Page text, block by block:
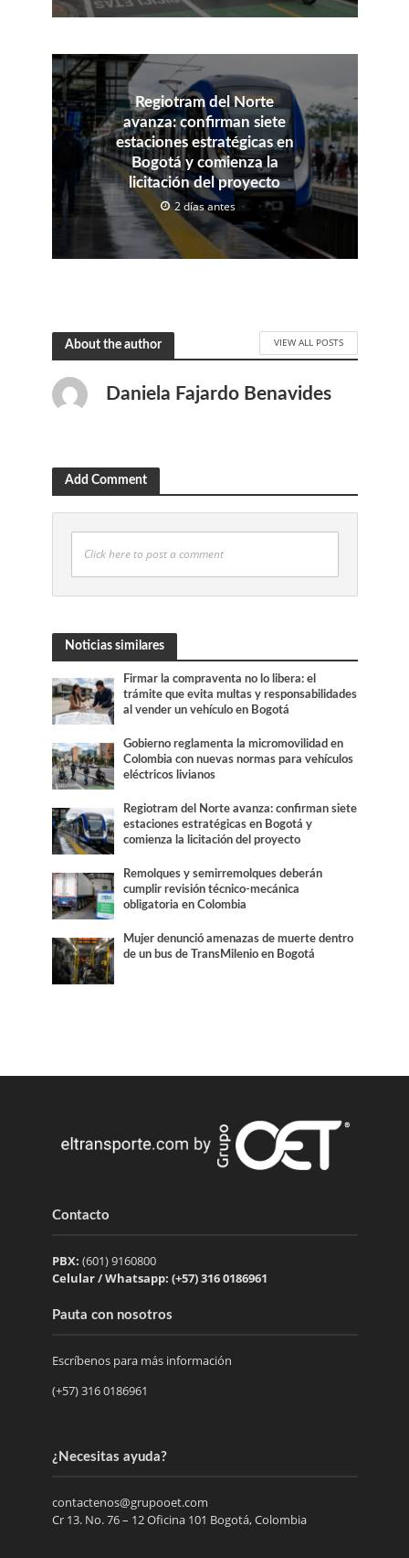
Regiotram del Norte
avanza: confirman siete
estaciones estratégicas en
Bogotá y comienza la
licitación del proyecto
2 días antes
About the author VIEW ALL POSTS
Daniela Fajardo Benavides
Add Comment
Click here to post a comment
Noticias similares
Firmar la compraventa no lo libera: el
trámite que evita multas y responsabilidades
al vender un vehículo en Bogotá
Gobierno reglamenta la micromovilidad en
Colombia con nuevas normas para vehículos
eléctricos livianos
Regiotram del Norte avanza: confirman siete
estaciones estratégicas en Bogotá y
comienza la licitación del proyecto
Remolques y semirremolques deberán
cumplir revisión técnico-mecánica
obligatoria en Colombia
Mujer denunció amenazas de muerte dentro
de un bus de TransMilenio en Bogotá
Contacto
PBX: (601) 9160800
Celular / Whatsapp: (+57) 316 0186961
Pauta con nosotros
Escríbenos para más información
(+57) 316 0186961
¿Necesitas ayuda?
contactenos@grupooet.com
Cr 13. No. 76 – 12 Oficina 101 Bogotá, Colombia